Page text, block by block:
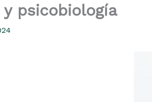
psicobiología